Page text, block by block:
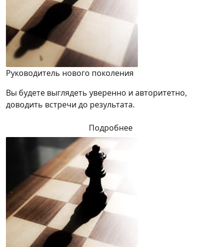
Руководитель нового поколения
Вы будете выглядеть уверенно и авторитетно,
доводить встречи до результата.
Подробнее